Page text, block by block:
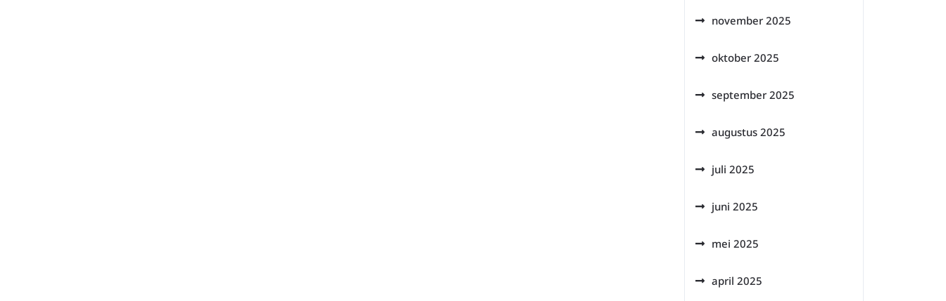
november 2025
oktober 2025
september 2025
augustus 2025
juli 2025
juni 2025
mei 2025
april 2025